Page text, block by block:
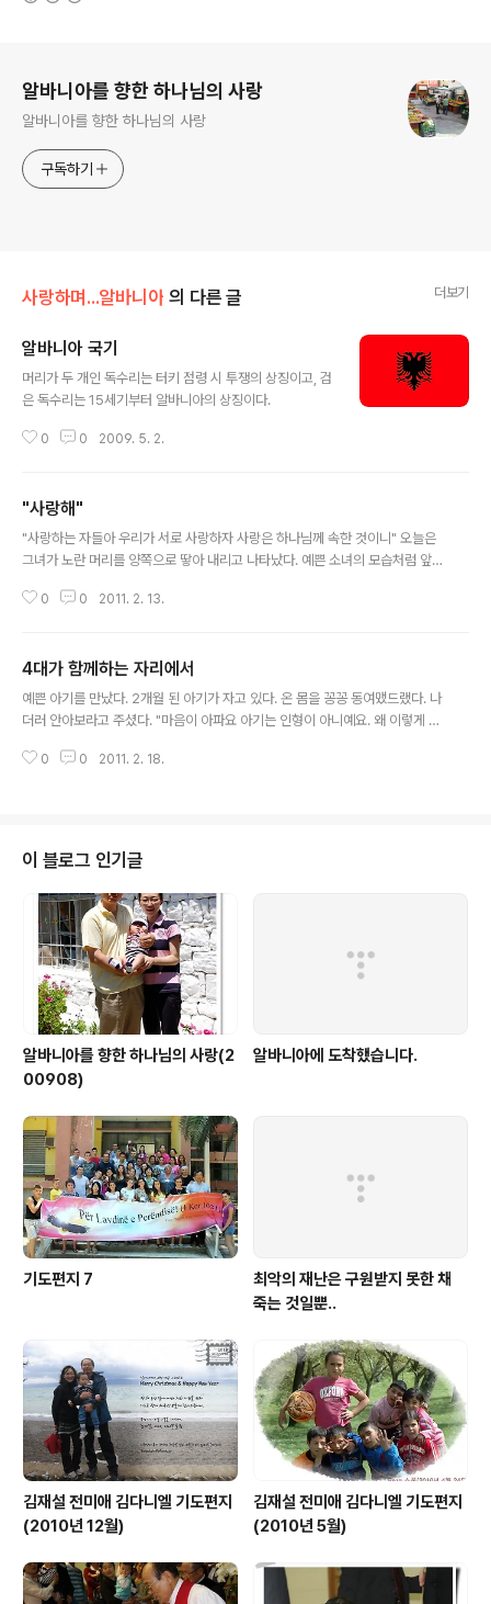
알바니아를 향한 하나님의 사랑
알바니아를 향한 하나님의 사랑
구독하기
사랑하며...알바니아 의 다른 글 더보기
알바니아 국기
머리가 두 개인 독수리는 터키 점령 시 투쟁의 상징이고, 검
은 독수리는 15세기부터 알바니아의 상징이다.
0 0 2009. 5. 2.
"사랑해"
"사랑하는 자들아 우리가 서로 사랑하자 사랑은 하나님께 속한 것이니" 오늘은
그녀가 노란 머리를 양쪽으로 땋아 내리고 나타났다. 예쁜 소녀의 모습처럼 앞
에 왔을 때 그녀의 언니와 남동생 이상하게 마음이 가지 않았다. 그래도 만나면
매주 만날수 있게 되었다. 가슴아픈 사연을 안고 이제 나로 눈물을 흘리게 한다.
조금씩 아버지는 내게 마음을 열게 하셨다. 어느날 나에게 한국말을 이것저것
물어본다. 그래서 가르쳐준 말 "사랑해" 이제 만날때마다 그녀가 먼저 "사랑
0 0 2011. 2. 13.
4대가 함께하는 자리에서
예쁜 아기를 만났다. 2개월 된 아기가 자고 있다. 온 몸을 꽁꽁 동여맸드랬다. 나
더러 안아보라고 주셨다. "마음이 아파요 아기는 인형이 아니예요. 왜 이렇게 꽁
서 기지개를 켰다. "이것좀 보세요." 너무 귀엽고 사랑스러웠다. 아기를 6개월까
다. 아기의 할머니는 나와 3살차이다. 헉~~~ 기도해 달라고 부탁하는 할머니께
그분의 딸을 위해 기도해 주고 돌아왔다. 그 가정을 묶고 있는 어두움을 결박하
고..
0 0 2011. 2. 18.
이 블로그 인기글
알바니아를 향한 하나님의 사랑(2
00908)
알바니아에 도착했습니다.
기도편지 7
최악의 재난은 구원받지 못한 채
죽는 것일뿐..
김재설 전미애 김다니엘 기도편지
(2010년 12월)
김재설 전미애 김다니엘 기도편지
(2010년 5월)